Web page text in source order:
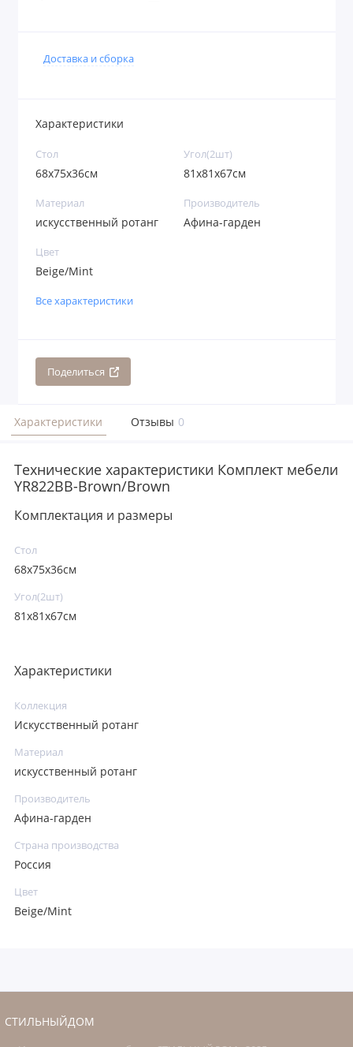
Доставка и сборка
Характеристики
Стол
68x75x36см
Угол(2шт)
81x81x67см
Материал
искусственный ротанг
Производитель
Афина-гарден
Цвет
Beige/Mint
Все характеристики
Поделиться
Характеристики Отзывы 0
Технические характеристики Комплект мебели
YR822BB-Brown/Brown
Комплектация и размеры
Стол
68x75x36см
Угол(2шт)
81x81x67см
Характеристики
Коллекция
Искусственный ротанг
Материал
искусственный ротанг
Производитель
Афина-гарден
Страна производства
Россия
Цвет
Beige/Mint
СТИЛЬНЫЙДОМ